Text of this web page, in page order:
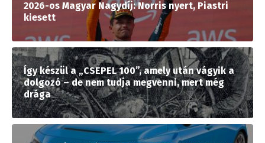
2026-os Magyar Nagydíj: Norris nyert, Piastri
kiesett
Így készül a „CSEPEL 100”, amely után vágyik a
dolgozó – de nem tudja megvenni, mert még
drága